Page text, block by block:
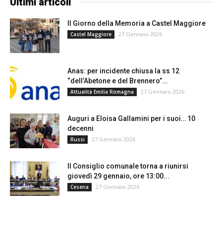
Il Giorno della Memoria a Castel Maggiore
Castel Maggiore 27 Gennaio 2026
Anas: per incidente chiusa la ss 12
“dell’Abetone e del Brennero”...
Attualità Emilia Romagna 27 Gennaio 2026
Auguri a Eloisa Gallamini per i suoi… 10
decenni
Russi 27 Gennaio 2026
Il Consiglio comunale torna a riunirsi
giovedì 29 gennaio, ore 13:00...
Cesena 27 Gennaio 2026